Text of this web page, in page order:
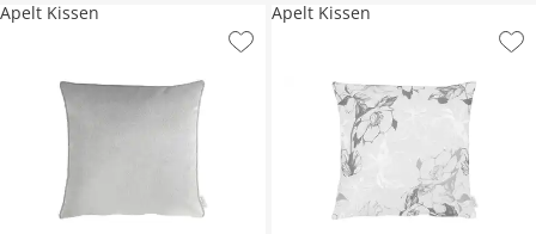
Apelt Kissen Apelt Kissen